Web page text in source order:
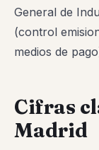
General de
(control
medios de
Cifras
Madrid